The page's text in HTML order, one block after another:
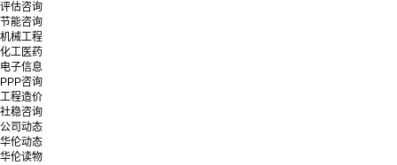
评估咨询
节能咨询
机械工程
化工医药
电子信息
PPP咨询
工程造价
社稳咨询
公司动态
华伦动态
华伦读物